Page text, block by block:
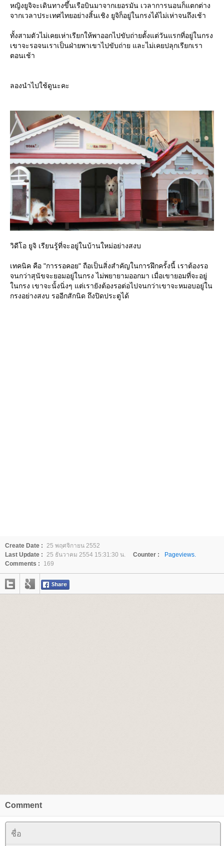
หญิงยูจิจะเดินทางขึ้นเรือบินมาจากเยอรมัน เวลาการนอนก็แตกต่าง
จากเวลาประเทศไทยอย่างสิ้นเชิง ยูจิก็อยู่ในกรงได้ไม่เห่าจนถึงเช้า
ทั้งสามตัวไม่เคยเห่าเรียกให้พาออกไปขับถ่ายตั้งแต่วันแรกที่อยู่ในกรง
เขาจะรอจนเราเป็นฝ่ายพาเขาไปขับถ่าย และไม่เคยปลุกเรียกเรา
ตอนเช้า
ลองนำไปใช้ดูนะคะ
วิดีโอ ยูจิ เรียนรู้ที่จะอยู่ในบ้านใหม่อย่างสงบ
เทคนิค คือ "การรอคอย" ถือเป็นสิ่งสำคัญในการฝึกครั้งนี้ เราต้องรอ
จนกว่าสุนัขจะยอมอยู่ในกรง ไม่พยายามออกมา เมื่อเขายอมที่จะอยู่
นกรง เขาจะนั้งนิ่งๆ แต่เรายังต้องรอต่อไปจนกว่าเขาจะหมอบอยู่ใน
กรงอย่างสงบ รออีกสักนิด ถึงปิดประตูได้
Create Date : 25 พฤศจิกายน 2552
Last Update : 25 ธันวาคม 2554 15:31:30 น. Counter :
Pageviews.
Comments :
169
Comment